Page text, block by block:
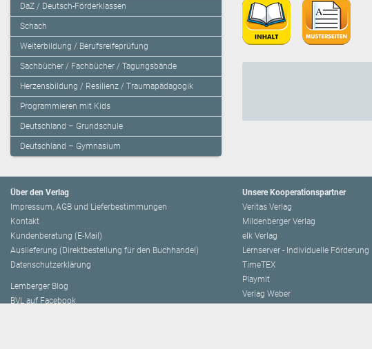
DaZ / Deutsch-Förderklassen
Schach
Weiterbildung / Berufsreifeprüfung
Sachbücher / Fachbücher / Tagungsbände
Herzensbildung / Resilienz / Traumapädagogik
Programmieren mit Kids
Deutschland – Grundschule
Deutschland – Gymnasium
Über den Verlag
Impressum, AGB und Lieferbestimmungen
Kontakt
Kundenberatung (E-Mail)
Auslieferung (Direktbestellung für den Buchhandel)
Datenschutzerklärung
Lemberger Blog
BVL auf Facebook
Unsere Kooperationspartner
Veritas Verlag
Mildenberger Verlag
elk Verlag
Lernserver - Individuelle Förderung
TimeTEX
Playmit
Verlag Weber